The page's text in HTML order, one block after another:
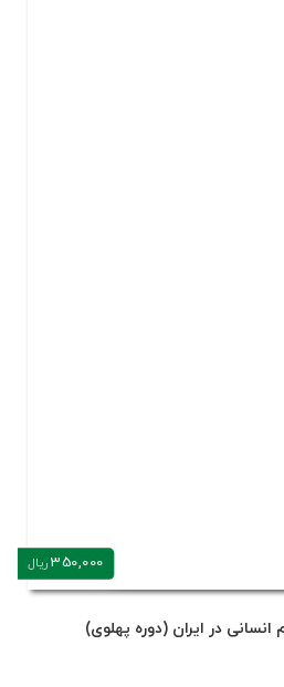
350,000ریال
انسانی در ایران (دوره پهلوی)